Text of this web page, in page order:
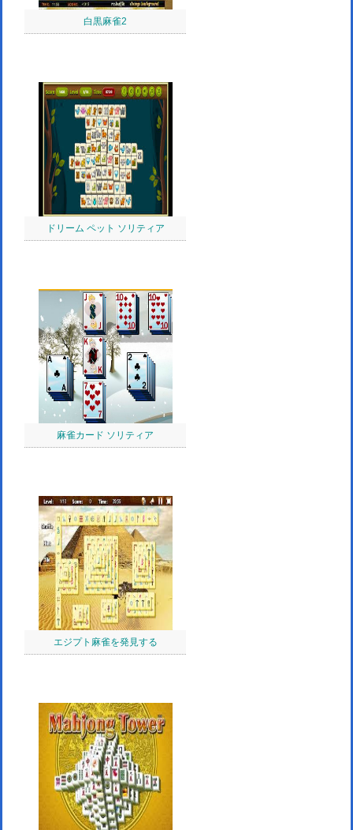
白黒麻雀2
ドリーム ペット ソリティア
麻雀カード ソリティア
エジプト麻雀を発見する